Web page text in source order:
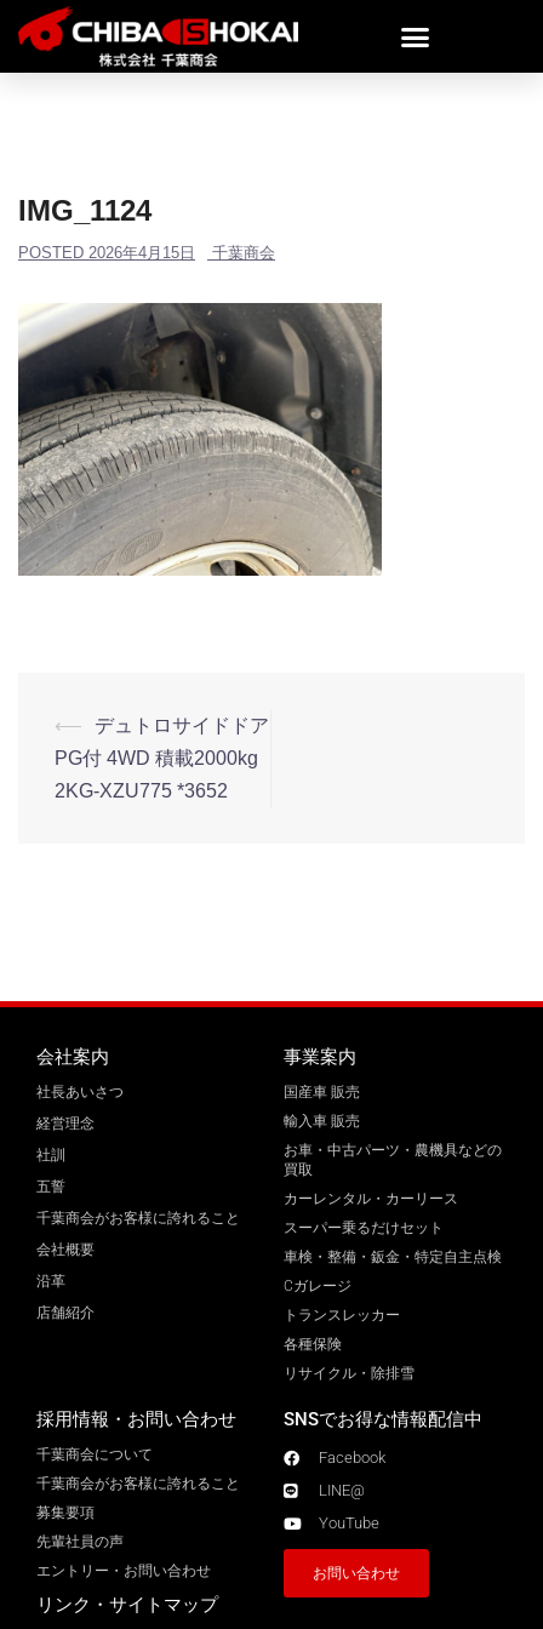
IMG_1124
POSTED 2026年4月15日 千葉商会
⟵
デュトロサイドドア
PG付 4WD 積載2000kg
2KG-XZU775 *3652
会社案内
社長あいさつ
経営理念
社訓
五誓
千葉商会がお客様に誇れること
会社概要
沿革
店舗紹介
事業案内
国産車 販売
輸入車 販売
お車・中古パーツ・農機具などの
買取
カーレンタル・カーリース
スーパー乗るだけセット
車検・整備・鈑金・特定自主点検
Cガレージ
トランスレッカー
各種保険
リサイクル・除排雪
採用情報・お問い合わせ
千葉商会について
千葉商会がお客様に誇れること​
募集要項
先輩社員の声
エントリー・お問い合わせ
リンク・サイトマップ
SNSでお得な情報配信中
Facebook
LINE@
YouTube
お問い合わせ